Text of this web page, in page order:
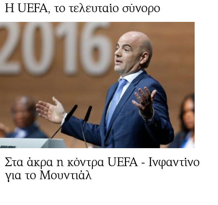
Η UEFA, το τελευταίο σύνορο
Στα άκρα η κόντρα UEFA - Ινφαντίνο
για το Μουντιάλ